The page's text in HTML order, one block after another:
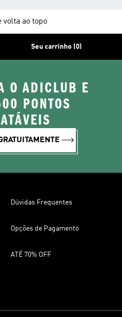
volta ao topo
Seu carrinho (0)
O ADICLUB E
PONTOS
Dúvidas Frequentes
Opções de Pagamento
ATÉ 70% OFF